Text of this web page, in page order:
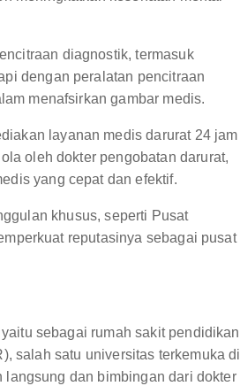
diagnostik, termasuk
dengan peralatan pencitraan
menafsirkan gambar medis.
layanan medis darurat 24 jam
oleh dokter pengobatan darurat,
yang cepat dan efektif.
khusus, seperti Pusat
reputasinya sebagai pusat
sebagai rumah sakit pendidikan
salah satu universitas terkemuka di
langsung dan bimbingan dari dokter